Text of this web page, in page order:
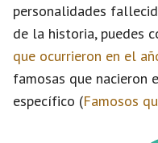
personalidades
de la historia, puedes
que ocurrieron en el
famosas que nacieron
específico (Famosos